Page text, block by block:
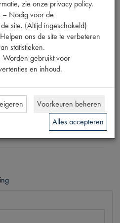
,74excl. btw)
niet besteld worden
zie onze privacy policy.
– Nodig voor de
site. (Altijd ingeschakeld)
ons de site te verbeteren
statistieken.
Worden gebruikt voor
en inhoud.
Voorkeuren beheren
Alles accepteren